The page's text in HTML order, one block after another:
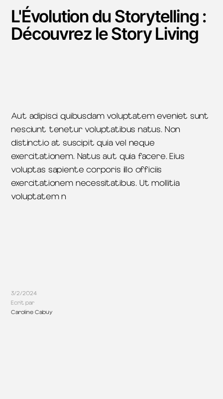
L'Évolution du Storytelling :
Découvrez le Story Living
Aut adipisci quibusdam voluptatem eveniet sunt
nesciunt tenetur voluptatibus natus. Non
distinctio at suscipit quia vel neque
exercitationem. Natus aut quia facere. Eius
voluptas sapiente corporis illo officiis
exercitationem necessitatibus. Ut mollitia
voluptatem n
3/2/2024
Ecrit par
Caroline Cabuy